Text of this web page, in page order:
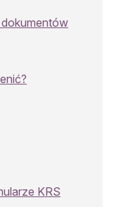
KRS